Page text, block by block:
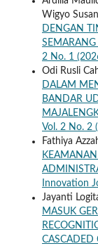
Wigyo
DENGAN
SEMARANG
2 No. 1
Odi Rusli
DALAM
BANDAR
Vol. 2 No. 2
Fathiya
Innovation
Jayanti
MASUK
CASCADED